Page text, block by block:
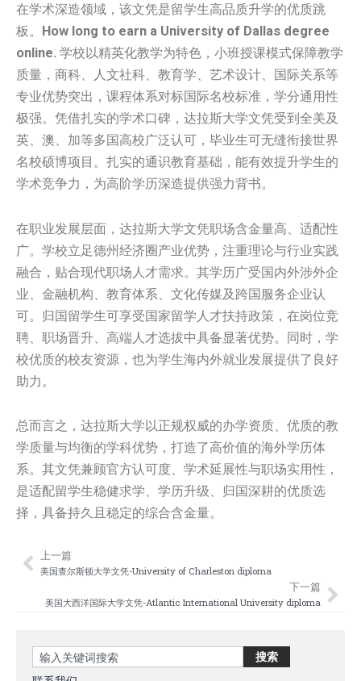
在学术深造领域，该文凭是留学生高品质升学的优质跳
板。 How long to earn a University of Dallas degree
online. 学校以精英化教学为特色，小班授课模式保障教学
质量，商科、人文社科、教育学、艺术设计、国际关系等
专业优势突出，课程体系对标国际名校标准，学分通用性
极强。凭借扎实的学术口碑，达拉斯大学文凭受到全美及
英、澳、加等多国高校广泛认可，毕业生可无缝衔接世界
名校硕博项目。扎实的通识教育基础，能有效提升学生的
学术竞争力，为高阶学历深造提供强力背书。
在职业发展层面，达拉斯大学文凭职场含金量高、适配性
广。学校立足德州经济圈产业优势，注重理论与行业实践
融合，贴合现代职场人才需求。其学历广受国内外涉外企
业、金融机构、教育体系、文化传媒及跨国服务企业认
可。归国留学生可享受国家留学人才扶持政策，在岗位竞
聘、职场晋升、高端人才选拔中具备显著优势。同时，学
校优质的校友资源，也为学生海内外就业发展提供了良好
助力。
总而言之，达拉斯大学以正规权威的办学资质、优质的教
学质量与均衡的学科优势，打造了高价值的海外学历体
系。其文凭兼顾官方认可度、学术延展性与职场实用性，
是适配留学生稳健求学、学历升级、归国深耕的优质选
择，具备持久且稳定的综合含金量。
Prev
上一篇
美国查尔斯顿大学文凭-University of Charleston diploma
下一篇
美国大西洋国际大学文凭-Atlantic International University diploma
Search 搜索